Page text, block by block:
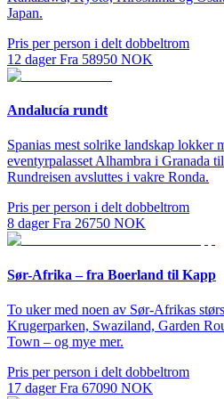
Japan.
Pris per person i delt dobbeltrom
12 dager Fra 58950 NOK
Andalucía rundt
Spanias mest solrike landskap lokker
eventyrpalasset Alhambra i Granada
Rundreisen avsluttes i vakre Ronda.
Pris per person i delt dobbeltrom
8 dager Fra 26750 NOK
Sør-Afrika – fra Boerland til Kapp
To uker med noen av Sør-Afrikas
Krugerparken, Swaziland, Garden
Town – og mye mer.
Pris per person i delt dobbeltrom
17 dager Fra 67090 NOK